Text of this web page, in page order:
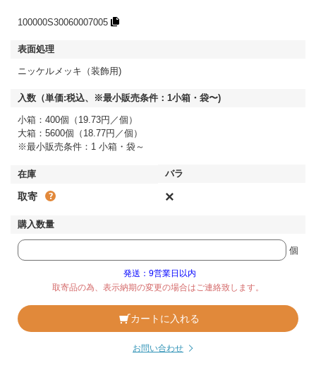
100000S30060007005
ニッケルメッキ（装飾用)
小箱：400個（19.73円／個）
大箱：5600個（18.77円／個）
※最小販売条件：1 小箱・袋～
取寄 ×
個
発送：9営業日以内
取寄品の為、表示納期の変更の場合はご連絡致します。
カートに入れる
お問い合わせ